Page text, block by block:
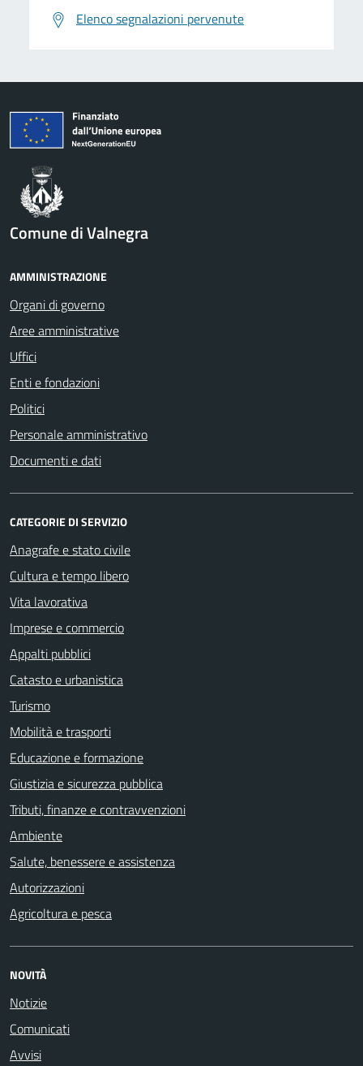
Elenco segnalazioni pervenute
Comune di Valnegra
AMMINISTRAZIONE
Organi di governo
Aree amministrative
Uffici
Enti e fondazioni
Politici
Personale amministrativo
Documenti e dati
CATEGORIE DI SERVIZIO
Anagrafe e stato civile
Cultura e tempo libero
Vita lavorativa
Imprese e commercio
Appalti pubblici
Catasto e urbanistica
Turismo
Mobilità e trasporti
Educazione e formazione
Giustizia e sicurezza pubblica
Tributi, finanze e contravvenzioni
Ambiente
Salute, benessere e assistenza
Autorizzazioni
Agricoltura e pesca
NOVITÀ
Notizie
Comunicati
Avvisi